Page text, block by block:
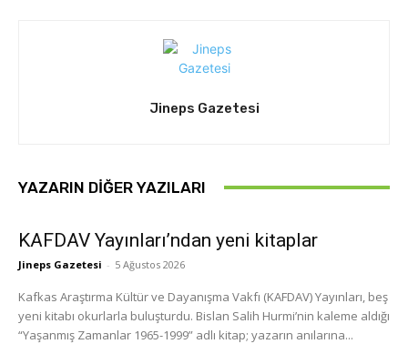
Jineps Gazetesi
YAZARIN DIĞER YAZILARI
KAFDAV Yayınları’ndan yeni kitaplar
Jineps Gazetesi - 5 Ağustos 2026
Kafkas Araştırma Kültür ve Dayanışma Vakfı (KAFDAV) Yayınları, beş
yeni kitabı okurlarla buluşturdu. Bislan Salih Hurmi’nin kaleme aldığı
“Yaşanmış Zamanlar 1965-1999” adlı kitap; yazarın anılarına...